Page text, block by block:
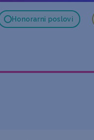
Honorarni poslovi